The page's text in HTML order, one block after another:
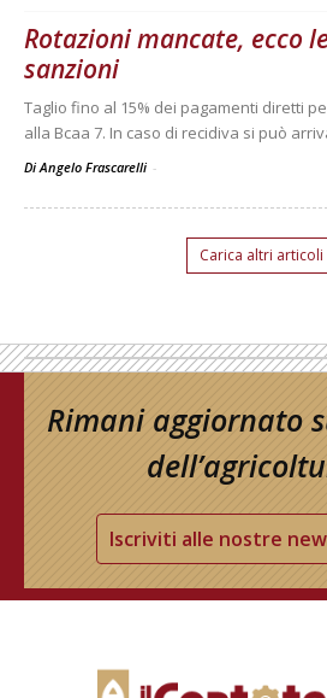
Rotazioni mancate, ecco
sanzioni
Taglio fino al 15% dei pagamenti diretti
alla Bcaa 7. In caso di recidiva si può
Di Angelo Frascarelli -
Carica altri articoli
Rimani aggiornato
Iscriviti alle nostre